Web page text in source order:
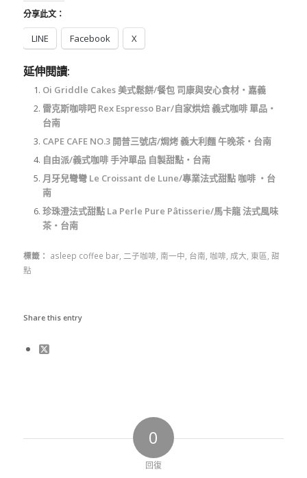
分享此文：
LINE Facebook X
延伸閱讀:
Oi Griddle Cakes 美式鬆餅/餐包 司康與安心食材‧嘉義
雷克斯咖啡吧 Rex Espresso Bar/自家烘焙 義式咖啡 單品‧
台南
CAPE CAFE NO.3 開普三號店/焗烤 義大利麵 午晚茶‧台南
自由派/義式咖啡 手沖單品 自製甜點‧台南
月牙兒彎彎 Le Croissant de Lune/專業法式甜點 咖啡 ‧台
南
珍珠澄法式甜點 La Perle Pure Pâtisserie/馬卡龍 法式風味
茶‧台南
標籤： asleep coffee bar, 二子咖啡 南一中 台南 咖啡 成大 東區 甜
點
Share this entry
0
回復